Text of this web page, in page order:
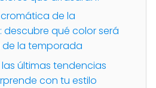
de la
descubre qué color será
la temporada
últimas tendencias
con tu estilo